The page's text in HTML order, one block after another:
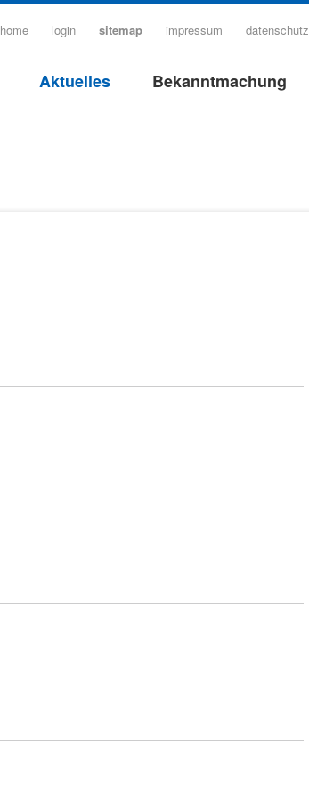
Aktuelles Bekanntmachung
navigation
überspringen
home login sitemap impressum datenschutz